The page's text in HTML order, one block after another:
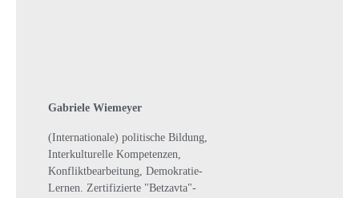
Gabriele Wiemeyer
(Internationale) politische Bildung,
Interkulturelle Kompetenzen,
Konfliktbearbeitung, Demokratie-
Lernen. Zertifizierte "Betzavta"-